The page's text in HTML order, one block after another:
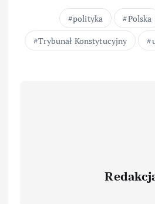
polityka Polska
Trybunał Konstytucyjny